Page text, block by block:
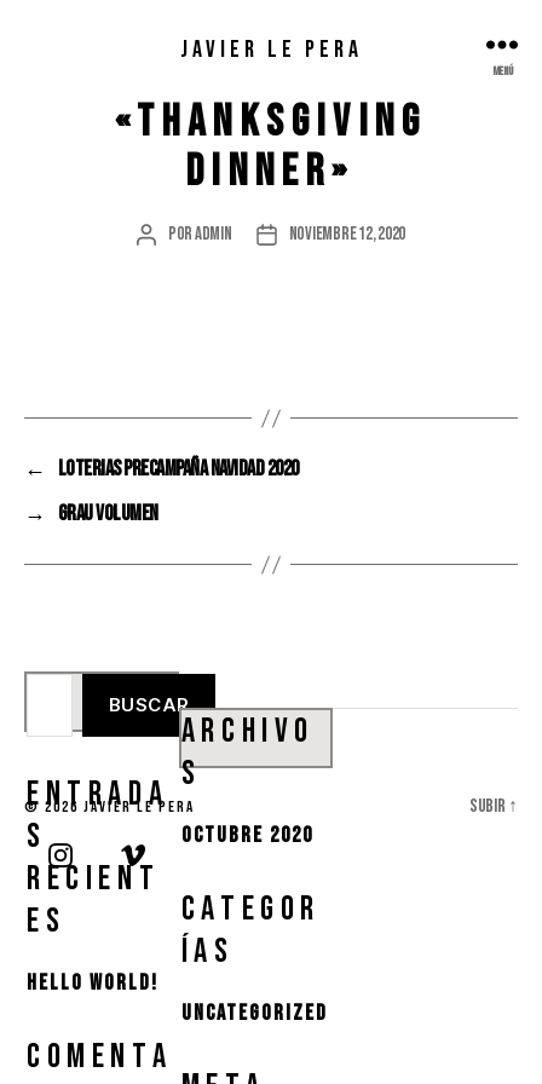
JAVIER LE PERA
Menú
BERTOLLI
«THANKSGIVING
DINNER»
Autor
Poradmin
Fechanoviembre 12, 2020
←
Loterias Precampaña Navidad 2020
→
Grau Volumen
ENTRADA
S
RECIENT
ES
Hello world!
COMENTA
ARCHIVO
S
octubre 2020
CATEGOR
ÍAS
Uncategorized
© 2026 Javier Le Pera Subir ↑